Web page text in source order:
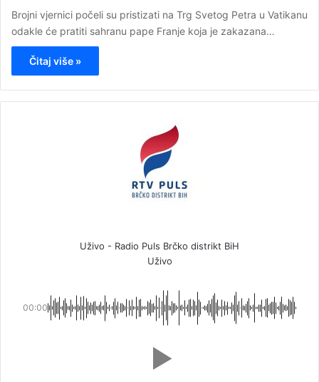
Brojni vjernici počeli su pristizati na Trg Svetog Petra u Vatikanu
odakle će pratiti sahranu pape Franje koja je zakazana…
Čitaj više »
Uživo - Radio Puls Brčko distrikt BiH
Uživo
00:00